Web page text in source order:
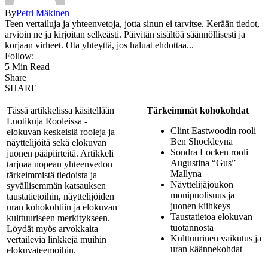
ByPetri Mäkinen
Teen vertailuja ja yhteenvetoja, jotta sinun ei tarvitse. Kerään tiedot,
arvioin ne ja kirjoitan selkeästi. Päivitän sisältöä säännöllisesti ja
korjaan virheet. Ota yhteyttä, jos haluat ehdottaa...
Follow:
5 Min Read
Share
SHARE
Tässä artikkelissa käsitellään
Luotikuja Rooleissa -
elokuvan keskeisiä rooleja ja
näyttelijöitä sekä elokuvan
juonen pääpiirteitä. Artikkeli
tarjoaa nopean yhteenvedon
tärkeimmistä tiedoista ja
syvällisemmän katsauksen
taustatietoihin, näyttelijöiden
uran kohokohtiin ja elokuvan
kulttuuriseen merkitykseen.
Löydät myös arvokkaita
vertailevia linkkejä muihin
elokuvateemoihin.
Tärkeimmät kohokohdat
Clint Eastwoodin rooli
Ben Shockleyna
Sondra Locken rooli
Augustina “Gus”
Mallyna
Näyttelijäjoukon
monipuolisuus ja
juonen kiihkeys
Taustatietoa elokuvan
tuotannosta
Kulttuurinen vaikutus ja
uran käännekohdat